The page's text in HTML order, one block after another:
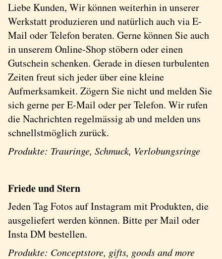
Liebe Kunden, Wir können weiterhin in unserer
Werkstatt produzieren und natürlich auch via E-
Mail oder Telefon beraten. Gerne können Sie auch
in unserem Online-Shop stöbern oder einen
Gutschein schenken. Gerade in diesen turbulenten
Zeiten freut sich jeder über eine kleine
Aufmerksamkeit. Zögern Sie nicht und melden Sie
sich gerne per E-Mail oder per Telefon. Wir rufen
die Nachrichten regelmässig ab und melden uns
schnellstmöglich zurück.
Produkte: Trauringe, Schmuck, Verlobungsringe
Friede und Stern
Jeden Tag Fotos auf Instagram mit Produkten, die
ausgeliefert werden können. Bitte per Mail oder
Insta DM bestellen.
Produkte: Conceptstore, gifts, goods and more